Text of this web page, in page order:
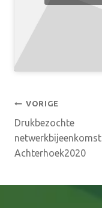
Bericht
navigatie
VORIGE
Drukbezochte
netwerkbijeenkomst
Achterhoek2020